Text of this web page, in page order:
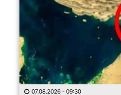
07.08.2026 - 09:30